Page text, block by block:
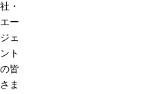
社・
エー
ジェ
ント
の皆
さま